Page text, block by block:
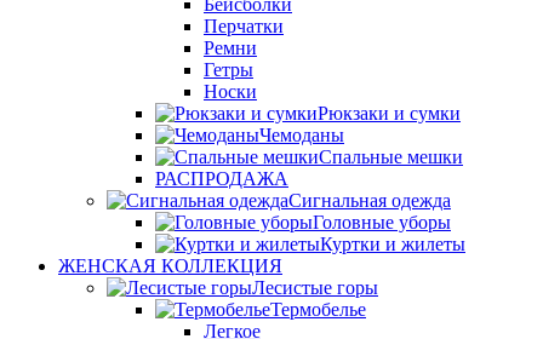
Бейсболки
Перчатки
Ремни
Гетры
Носки
Рюкзаки и сумки
Чемоданы
Спальные мешки
РАСПРОДАЖА
Сигнальная одежда
Головные уборы
Куртки и жилеты
ЖЕНСКАЯ КОЛЛЕКЦИЯ
Лесистые горы
Термобелье
Легкое